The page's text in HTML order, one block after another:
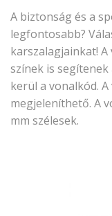
A biztonság és a
legfontosabb?
karszalagjainkat!
színek is
kerül a vonalkód.
megjeleníthető. A
mm szélesek.